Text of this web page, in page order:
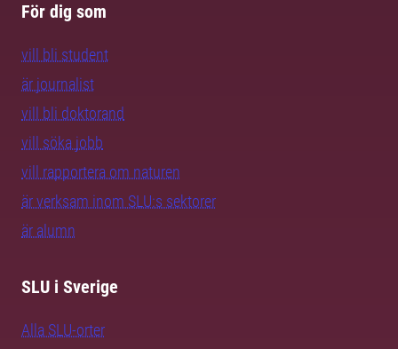
För dig som
vill bli student
är journalist
vill bli doktorand
vill söka jobb
vill rapportera om naturen
är verksam inom SLU:s sektorer
är alumn
SLU i Sverige
Alla SLU-orter